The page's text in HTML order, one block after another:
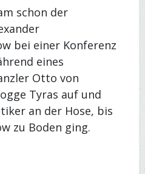
schon der
bei einer Konferenz
eines
Otto von
Tyras auf und
an der Hose, bis
zu Boden ging.